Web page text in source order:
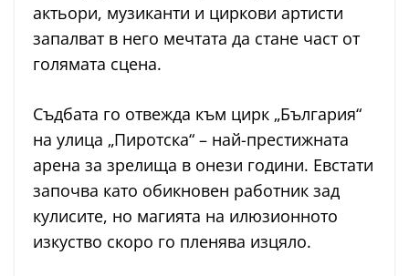
актьори, музиканти и циркови артисти
запалват в него мечтата да стане част от
голямата сцена.
Съдбата го отвежда към цирк „България“
на улица „Пиротска“ – най-престижната
арена за зрелища в онези години. Евстати
започва като обикновен работник зад
кулисите, но магията на илюзионното
изкуство скоро го пленява изцяло.